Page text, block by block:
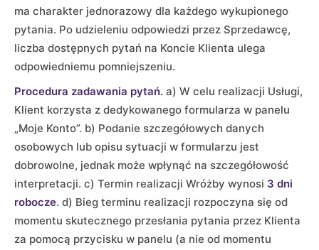
ma charakter jednorazowy dla każdego wykupionego
pytania. Po udzieleniu odpowiedzi przez Sprzedawcę,
liczba dostępnych pytań na Koncie Klienta ulega
odpowiedniemu pomniejszeniu.
Procedura zadawania pytań. a) W celu realizacji Usługi,
Klient korzysta z dedykowanego formularza w panelu
„Moje Konto”. b) Podanie szczegółowych danych
osobowych lub opisu sytuacji w formularzu jest
dobrowolne, jednak może wpłynąć na szczegółowość
interpretacji. c) Termin realizacji Wróżby wynosi 3 dni
robocze. d) Bieg terminu realizacji rozpoczyna się od
momentu skutecznego przesłania pytania przez Klienta
za pomocą przycisku w panelu (a nie od momentu